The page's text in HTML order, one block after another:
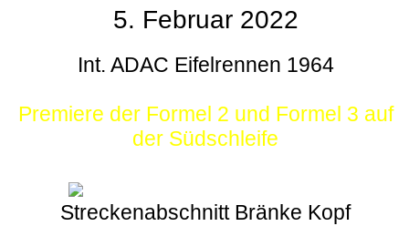
5. Februar 2022
Int. ADAC Eifelrennen 1964
Premiere der Formel 2 und Formel 3 auf
der Südschleife
Streckenabschnitt Bränke Kopf